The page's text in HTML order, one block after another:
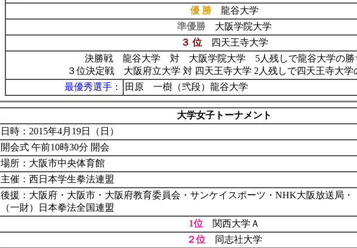
優 勝 龍谷大学
準優勝 大阪学院大学
３ 位 四天王寺大学
決勝戦 龍谷大学 対 大阪学院大学 5人残しで龍谷大学の勝
３位決定戦 大阪府立大学 対 四天王寺大学 2人残しで四天王寺大学
最優秀選手 ： 田原 一樹（弐段）龍谷大学
大学女子トーナメント
日時：2015年4月19日（日）
開会式 午前10時30分 開会
場所：大阪市中央体育館
主催：西日本学生拳法連盟
後援：大阪府・大阪市・大阪府教育委員会・サンケイスポーツ・NHK大阪放送局・
（一財）日本拳法全国連盟
1位 関西大学Ａ
２位 同志社大学